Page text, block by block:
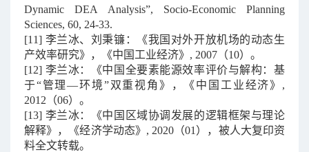
Dynamic DEA Analysis”, Socio-Economic Planning
Sciences, 60, 24-33.
[11] 李兰冰、刘秉镰：《我国对外开放机场的动态生
产效率研究》，《中国工业经济》 , 2007 （10）。
[12] 李兰冰：《中国全要素能源效率评价与解构：基
于“管理—环境”双重视角》，《中国工业经济》 ,
2012 （06）。
[13] 李兰冰：《中国区域协调发展的逻辑框架与理论
解释》，《经济学动态》 , 2020 （01 ），被人大复印资
料全文转载。